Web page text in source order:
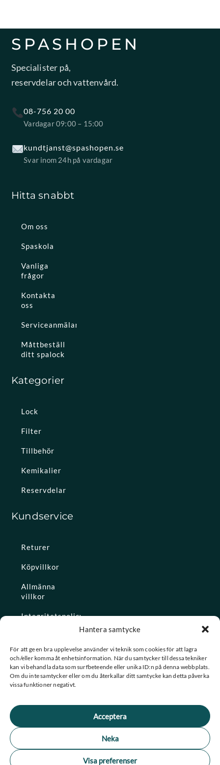
Hantera samtycke
För att ge en bra upplevelse använder vi teknik som cookies för att lagra
och/eller komma åt enhetsinformation. När du samtycker till dessa tekniker
kan vi behandla data som surfbeteende eller unika ID:n på denna webbplats.
Om du inte samtycker eller om du återkallar ditt samtycke kan detta påverka
vissa funktioner negativt.
Acceptera
Neka
Visa preferenser
SPASHOPEN
Specialister på,
reservdelar och vattenvård.
08-756 20 00
Vardagar 09:00 – 15:00
kundtjanst@spashopen.se
Svar inom 24h på vardagar
Hitta snabbt
Om oss
Spaskola
Vanliga
frågor
Kontakta
oss
Serviceanmälan
Måttbeställ
ditt spalock
Kategorier
Lock
Filter
Tillbehör
Kemikalier
Reservdelar
Kundservice
Returer
Köpvillkor
Allmänna
villkor
Integritetspolicy
Konto
★ Trustpilot
Se alla våra omdömen